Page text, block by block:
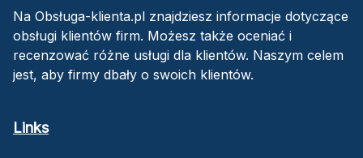
Na Obsługa-klienta.pl znajdziesz informacje dotyczące
obsługi klientów firm. Możesz także oceniać i
recenzować różne usługi dla klientów. Naszym celem
jest, aby firmy dbały o swoich klientów.
Links